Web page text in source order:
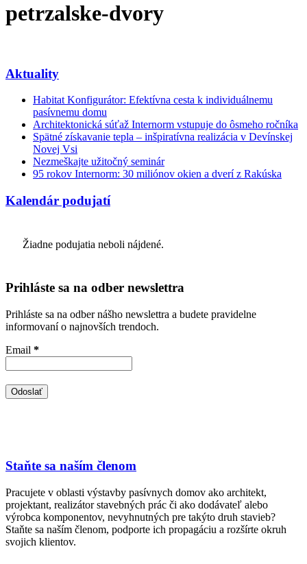
petrzalske-dvory
Aktuality
Habitat Konfigurátor: Efektívna cesta k individuálnemu
pasívnemu domu
Architektonická súťaž Internorm vstupuje do ôsmeho ročníka
Spätné získavanie tepla – inšpiratívna realizácia v Devínskej
Novej Vsi
Nezmeškajte užitočný seminár
95 rokov Internorm: 30 miliónov okien a dverí z Rakúska
Kalendár podujatí
Žiadne podujatia neboli nájdené.
Prihláste sa na odber newslettra
Prihláste sa na odber nášho newslettra a budete pravidelne
informovaní o najnovších trendoch.
Email *
Staňte sa naším členom
Pracujete v oblasti výstavby pasívnych domov ako architekt,
projektant, realizátor stavebných prác či ako dodávateľ alebo
výrobca komponentov, nevyhnutných pre takýto druh stavieb?
Staňte sa naším členom, podporte ich propagáciu a rozšírte okruh
svojich klientov.